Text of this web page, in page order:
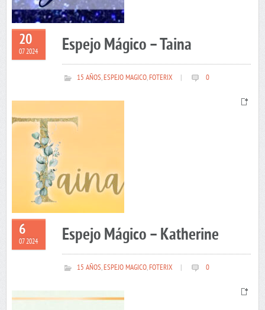
20
07 2024 Espejo Mágico – Taina
15 AÑOS,ESPEJO MAGICO,FOTERIX 0
6
07 2024 Espejo Mágico – Katherine
15 AÑOS,ESPEJO MAGICO,FOTERIX 0